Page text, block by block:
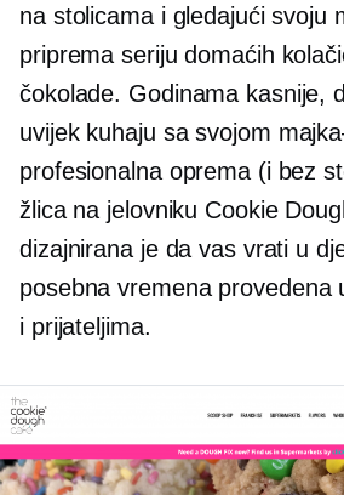
na stolicama i gledajući svoju
priprema seriju domaćih
čokolade. Godinama kasnije,
uvijek kuhaju sa svojom
profesionalna oprema (i bez
žlica na jelovniku Cookie
dizajnirana je da vas vrati u
posebna vremena provedena
i prijateljima.